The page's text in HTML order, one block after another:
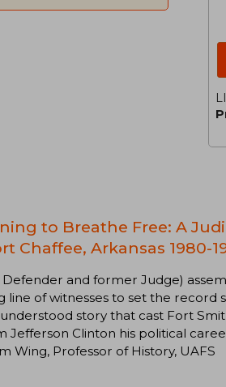
to Breathe Free: A
Chaffee, Arkansas 1980-
and former Judge)
line of witnesses to set the
story that cast Fort
Jefferson Clinton his political
Wing, Professor of History, UAFS